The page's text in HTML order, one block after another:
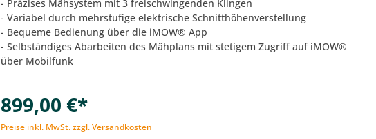
- Präzises Mähsystem mit 3 freischwingenden Klingen
- Variabel durch mehrstufige elektrische Schnitthöhenverstellung
- Bequeme Bedienung über die iMOW® App
- Selbständiges Abarbeiten des Mähplans mit stetigem Zugriff auf iMOW®
über Mobilfunk
899,00 €*
Preise inkl. MwSt. zzgl. Versandkosten